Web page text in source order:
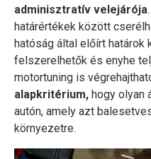
adminisztratív velejárója
határértékek között
hatóság által előírt
felszerelhetők és enyhe
motortuning is
alapkritérium, hogy olyan
autón, amely azt
környezetre.